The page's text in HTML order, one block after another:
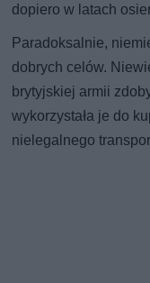
dopiero w latach
Paradoksalnie,
dobrych celów.
brytyjskiej armii
wykorzystała je do
nielegalnego